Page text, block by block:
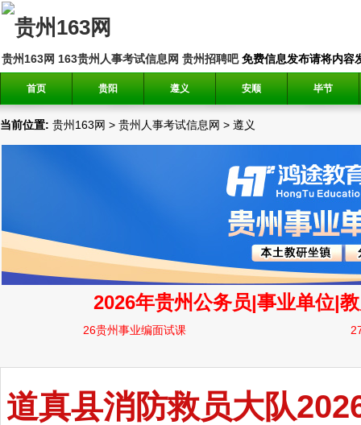
贵州163网 163贵州人事考试信息网 贵州招聘吧免费信息发布请将内容
首页 贵阳 遵义 安顺 毕节
当前位置: 贵州163网 > 贵州人事考试信息网 > 遵义
道真县消防救员大队